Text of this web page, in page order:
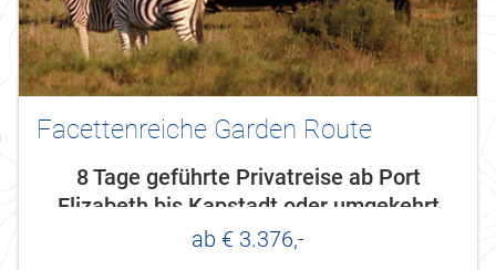
Facettenreiche Garden Route
8 Tage geführte Privatreise ab Port
Elizabeth bis Kapstadt oder umgekehrt
ab € 3.376,-